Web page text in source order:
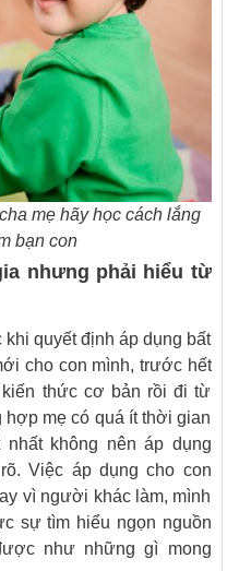
mẹ hãy học cách lắng
bạn con
nhưng phải hiểu từ
quyết định áp dụng bất
cho con mình, trước hết
thức cơ bản rồi đi từ
mẹ có quá ít thời gian
không nên áp dụng
Việc áp dụng cho con
vì người khác làm, mình
sự tìm hiểu ngọn nguồn
như những gì mong